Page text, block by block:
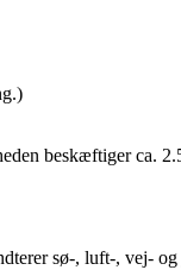
beskæftiger ca.
sø-, luft-, vej- og